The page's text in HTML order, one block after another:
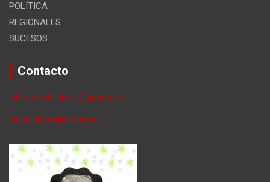
POLÍTICA
REGIONALES
SUCESOS
Contacto
lahoradigitaldiario@gmail.com
diariolahora@gmail,com